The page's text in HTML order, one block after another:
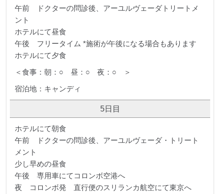
午前 ドクターの問診後、アーユルヴェーダトリートメ
ント
ホテルにて昼食
午後 フリータイム *施術が午後になる場合もあります
ホテルにて夕食
＜食事：朝：○ 昼：○ 夜：○ ＞
宿泊地：キャンディ
5日目
ホテルにて朝食
午前 ドクターの問診後、アーユルヴェーダ・トリート
メント
少し早めの昼食
午後 専用車にてコロンボ空港へ
夜 コロンボ発 直行便のスリランカ航空にて東京へ